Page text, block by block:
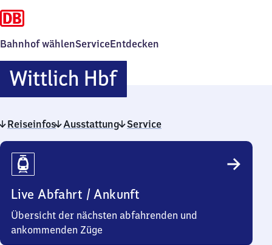
Bahnhof wählenServiceEntdecken
Wittlich HbfWittlich
Hauptbahnhof
Reiseinfos Ausstattung Service
Reiseinfos
Live Abfahrt / Ankunft
Übersicht der nächsten abfahrenden und
ankommenden Züge